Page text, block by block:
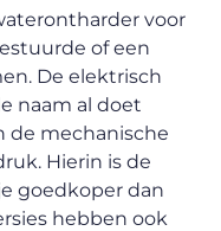
voor
of een
De elektrisch
naam al doet
de mechanische
Hierin is de
goedkoper dan
hebben ook